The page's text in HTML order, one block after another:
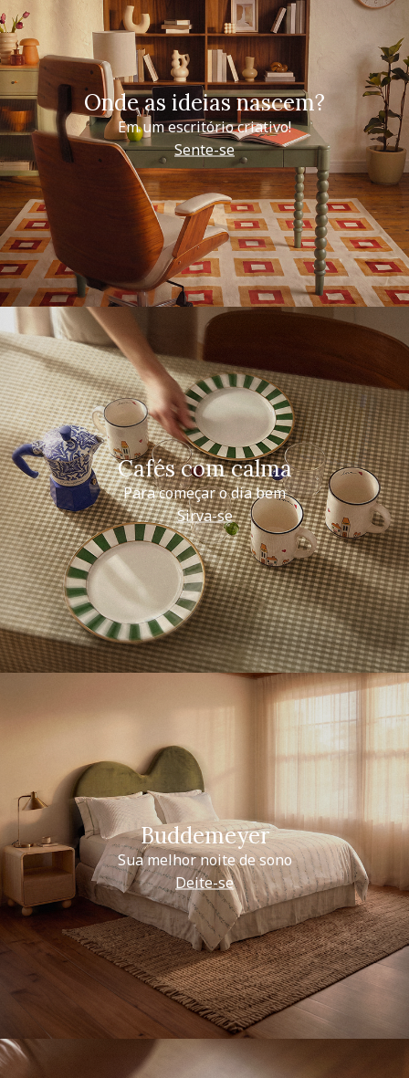
Onde as ideias nascem?
Em um escritório criativo!
Sente-se
Cafés com calma
Para começar o dia bem
Sirva-se
Buddemeyer
Sua melhor noite de sono
Deite-se